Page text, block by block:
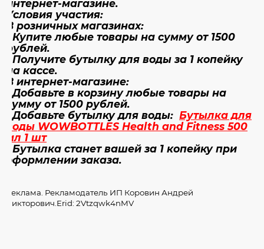
интернет-магазине.
Условия участия:
В розничных магазинах:
• Купите любые товары на сумму от 1500
рублей.
• Получите бутылку для воды за 1 копейку
на кассе.
В интернет-магазине:
• Добавьте в корзину любые товары на
сумму от 1500 рублей.
• Добавьте бутылку для воды: Бутылка для
воды WOWBOTTLES Health and Fitness 500
мл 1 шт
• Бутылка станет вашей за 1 копейку при
оформлении заказа.
Реклама. Рекламодатель ИП Коровин Андрей
Викторович.Erid: 2Vtzqwk4nMV